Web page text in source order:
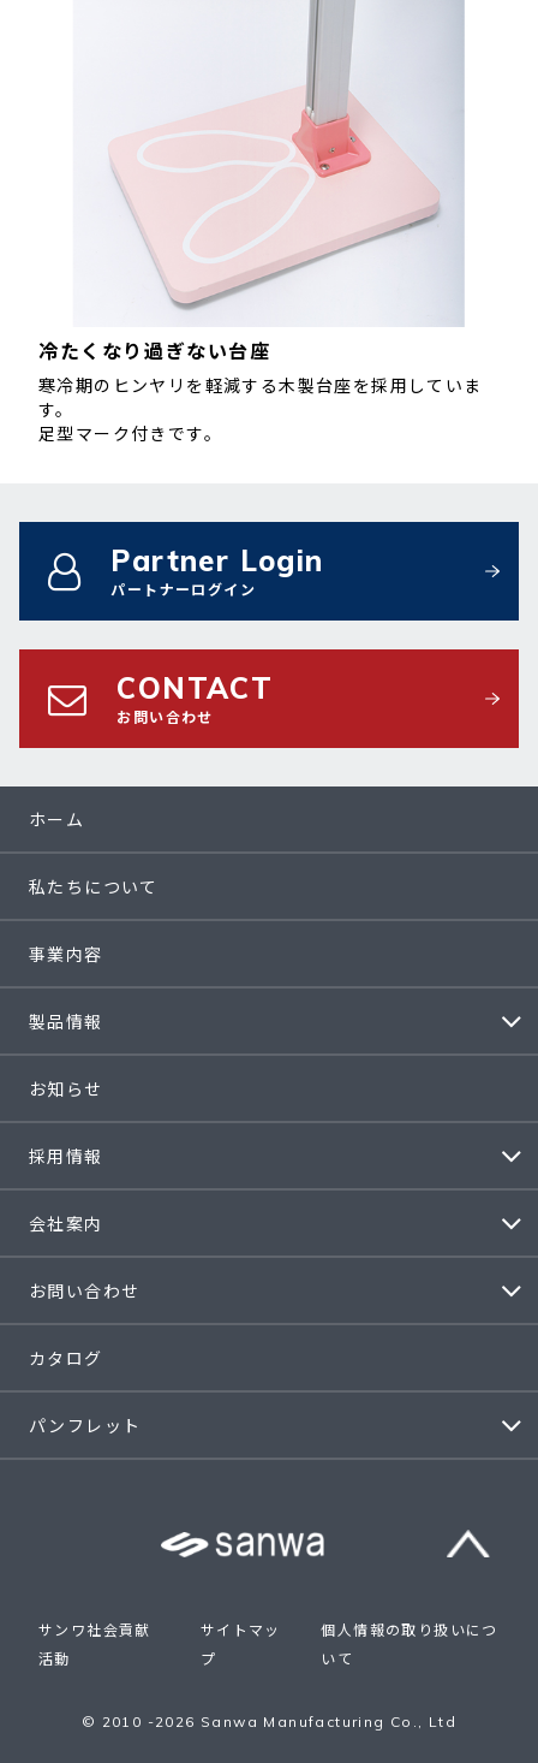
冷たくなり過ぎない台座
寒冷期のヒンヤリを軽減する木製台座を採用していま
す。
足型マーク付きです。
Partner Login
パートナーログイン
CONTACT
お問い合わせ
ホーム
私たちについて
事業内容
製品情報
お知らせ
採用情報
会社案内
お問い合わせ
カタログ
パンフレット
サンワ社会貢献
活動
サイトマッ
プ
個人情報の取り扱いにつ
いて
© 2010 -2026 Sanwa Manufacturing Co., Ltd